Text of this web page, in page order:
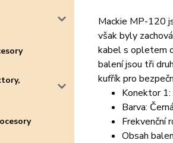
Mackie MP-120
však byly
kabel s opletem
balení jsou tři
kufřík pro
Konektor 1:
Barva: Černá
Frekvenční
Obsah